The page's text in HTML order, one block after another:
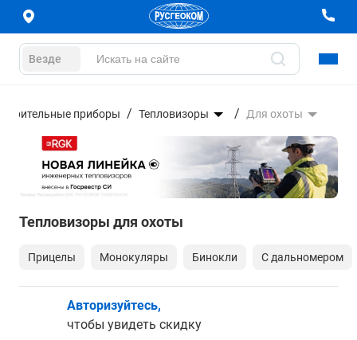
Везде
приборы Тепловизоры Для охоты
Тепловизоры для охоты
Прицелы Монокуляры Бинокли С дальномером
Авторизуйтесь,
чтобы увидеть скидку